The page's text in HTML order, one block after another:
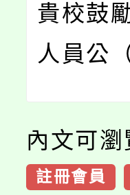
貴校鼓
人員公
內文可瀏
註冊會員